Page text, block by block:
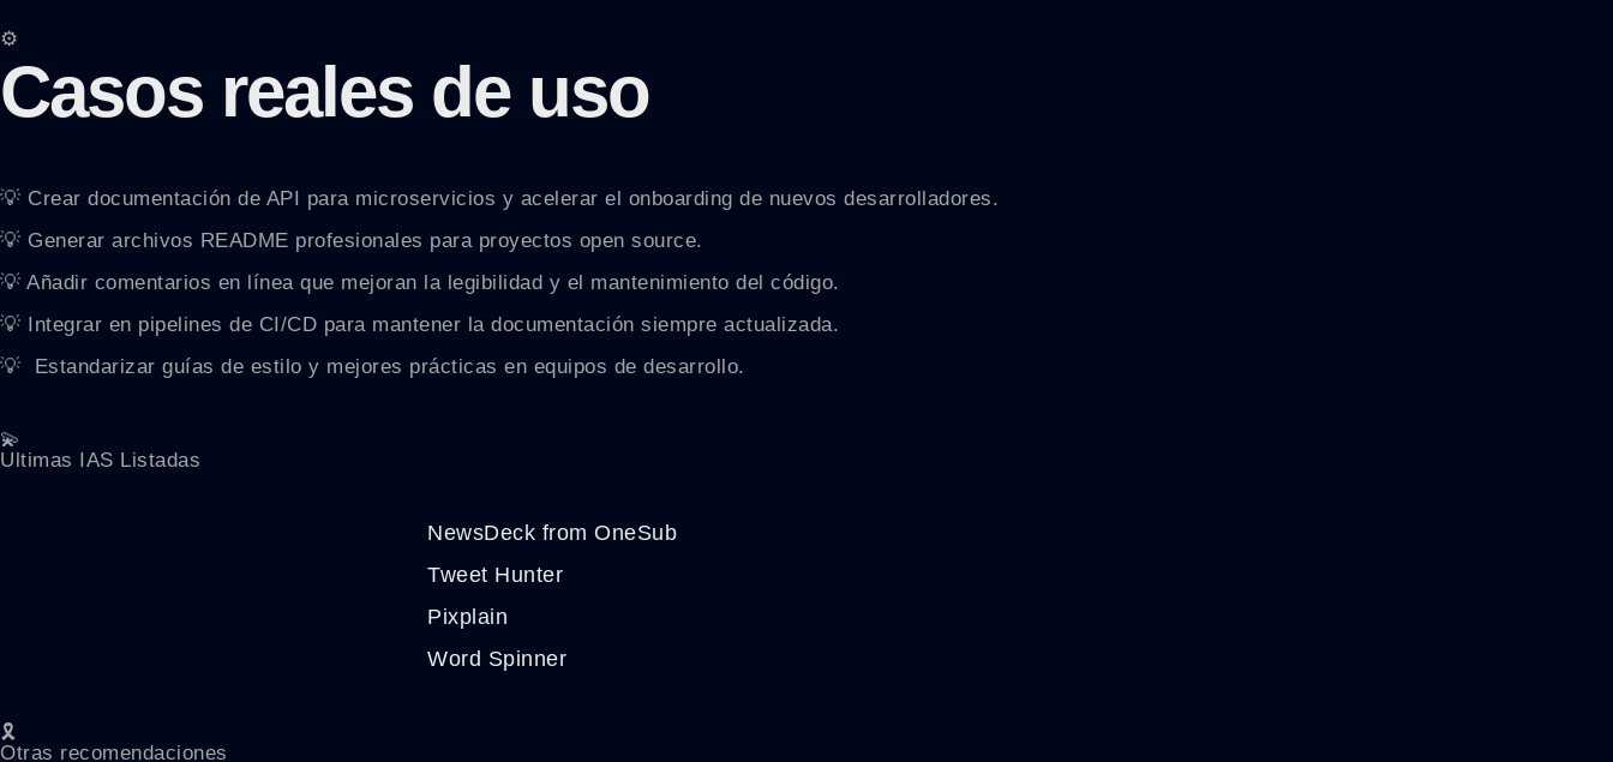
⚙️
Casos reales de uso
💡 Crear documentación de API para microservicios y acelerar el onboarding de nuevos desarrolladores.
💡 Generar archivos README profesionales para proyectos open source.
💡 Añadir comentarios en línea que mejoran la legibilidad y el mantenimiento del código.
💡 Integrar en pipelines de CI/CD para mantener la documentación siempre actualizada.
💡 ️ Estandarizar guías de estilo y mejores prácticas en equipos de desarrollo.
💫
Ultimas IAS Listadas
NewsDeck from OneSub
Tweet Hunter
Pixplain
Word Spinner
🎗️
Otras recomendaciones